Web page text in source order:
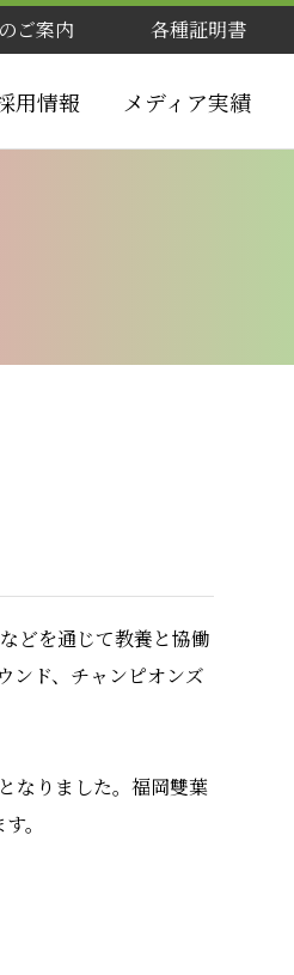
ご案内 各種証明書
用情報 メディア実績
どを通じて教養と協働
ンド、チャンピオンズ
なりました。福岡雙葉
。